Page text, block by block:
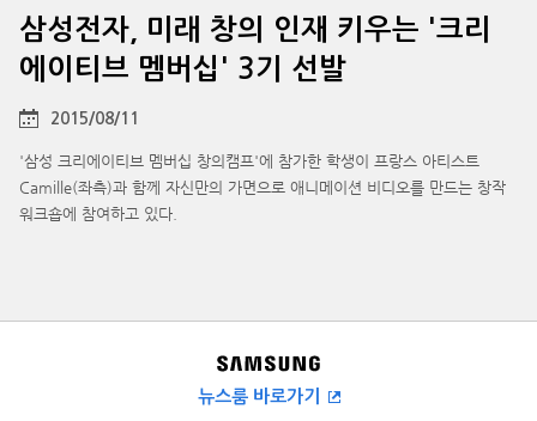
삼성전자, 미래 창의 인재 키우는 '크리
에이티브 멤버십' 3기 선발
2015/08/11
'삼성 크리에이티브 멤버십 창의캠프'에 참가한 학생이 프랑스 아티스트
Camille(좌측)과 함께 자신만의 가면으로 애니메이션 비디오를 만드는 창작
워크숍에 참여하고 있다.
뉴스룸 바로가기